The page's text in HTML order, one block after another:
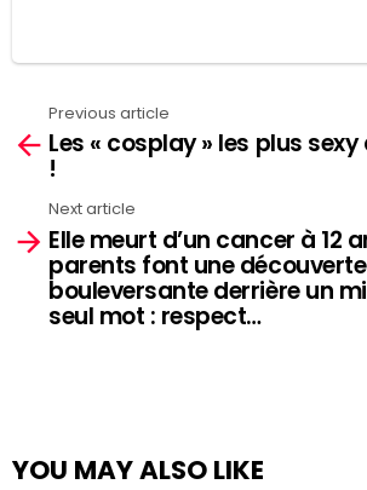
See
more
Previous article
Les « cosplay » les plus
!
Next article
Elle meurt d’un cancer à 12
parents font une découverte
bouleversante derrière un
seul mot : respect…
YOU MAY ALSO LIKE